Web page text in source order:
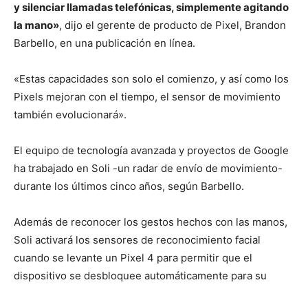
y silenciar llamadas telefónicas, simplemente agitando
la mano», dijo el gerente de producto de Pixel, Brandon
Barbello, en una publicación en línea.
«Estas capacidades son solo el comienzo, y así como los
Pixels mejoran con el tiempo, el sensor de movimiento
también evolucionará».
El equipo de tecnología avanzada y proyectos de Google
ha trabajado en Soli -un radar de envío de movimiento-
durante los últimos cinco años, según Barbello.
Además de reconocer los gestos hechos con las manos,
Soli activará los sensores de reconocimiento facial
cuando se levante un Pixel 4 para permitir que el
dispositivo se desbloquee automáticamente para su